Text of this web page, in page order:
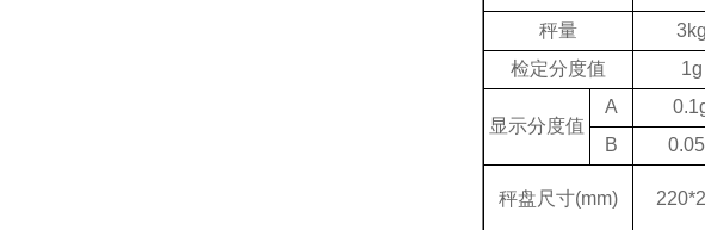
秤量 3kg
检定分度值
1g
显示分度值
A 0.1
B
0.0
秤盘尺寸(mm)